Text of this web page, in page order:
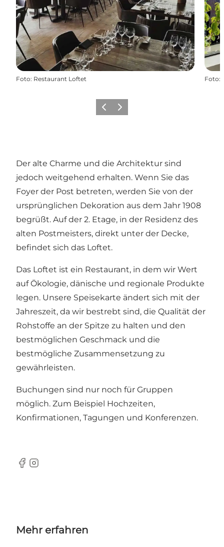
Foto: Restaurant Loftet Foto:
ZurückWeiter
Der alte Charme und die Architektur sind
jedoch weitgehend erhalten. Wenn Sie das
Foyer der Post betreten, werden Sie von der
ursprünglichen Dekoration aus dem Jahr 1908
begrüßt. Auf der 2. Etage, in der Residenz des
alten Postmeisters, direkt unter der Decke,
befindet sich das Loftet.
Das Loftet ist ein Restaurant, in dem wir Wert
auf Ökologie, dänische und regionale Produkte
legen. Unsere Speisekarte ändert sich mit der
Jahreszeit, da wir bestrebt sind, die Qualität der
Rohstoffe an der Spitze zu halten und den
bestmöglichen Geschmack und die
bestmögliche Zusammensetzung zu
gewährleisten.
Buchungen sind nur noch für Gruppen
möglich. Zum Beispiel Hochzeiten,
Konfirmationen, Tagungen und Konferenzen.
Facebook
Instagram
Mehr erfahren